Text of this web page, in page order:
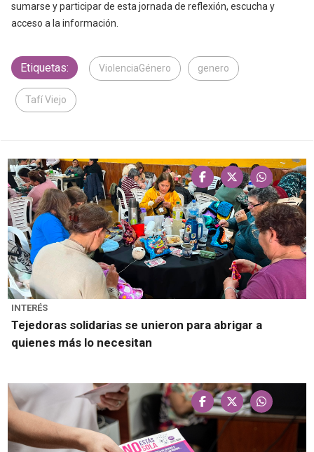
sumarse y participar de esta jornada de reflexión, escucha y
acceso a la información.
Etiquetas: ViolenciaGénero genero
Tafí Viejo
INTERÉS
Tejedoras solidarias se unieron para abrigar a
quienes más lo necesitan